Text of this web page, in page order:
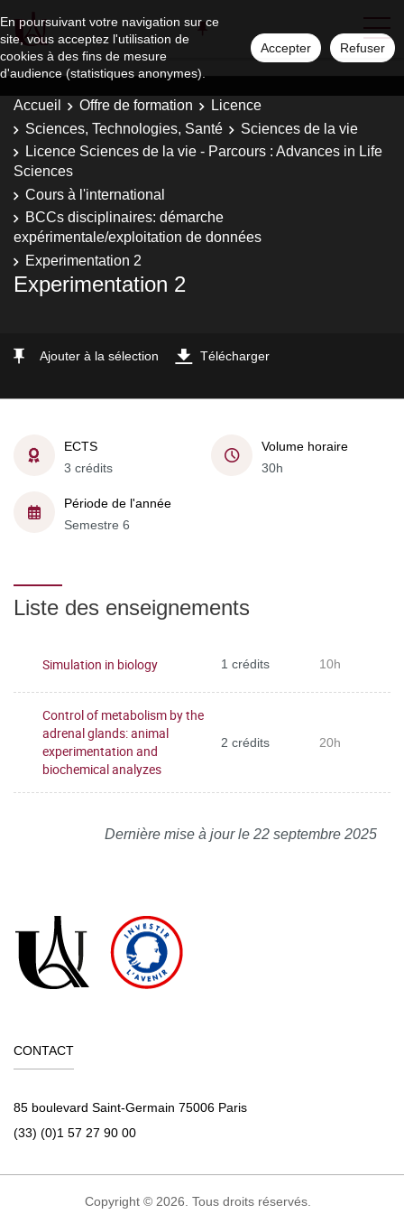
En poursuivant votre navigation sur ce
site, vous acceptez l'utilisation de
cookies à des fins de mesure
d'audience (statistiques anonymes).
Accepter Refuser
Accueil Offre de formation
Licence
Sciences, Technologies, Santé
Sciences de la vie
Licence Sciences de la vie - Parcours : Advances in Life
Sciences
Cours à l'international
BCCs disciplinaires: démarche
expérimentale/exploitation de données
Experimentation 2
Experimentation 2
Ajouter à la sélection Télécharger
ECTS
3 crédits
Volume horaire
30h
Période de l'année
Semestre 6
Liste des enseignements
Simulation in biology 1 crédits 10h
Control of metabolism by the
adrenal glands: animal
experimentation and
biochemical analyzes
2 crédits 20h
Dernière mise à jour le 22 septembre 2025
CONTACT
85 boulevard Saint-Germain 75006 Paris
(33) (0)1 57 27 90 00
Copyright © 2026. Tous droits réservés.